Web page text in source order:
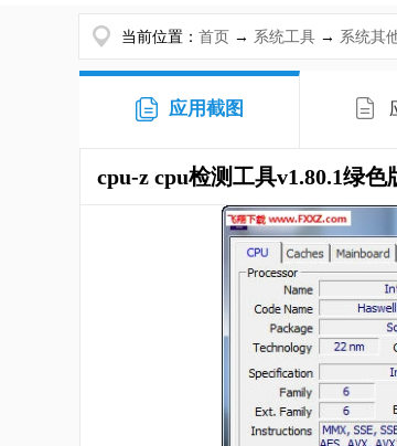
当前位置： 首页 → 系统工具 → 系统其
应用截图
cpu-z cpu检测工具v1.80.1绿色